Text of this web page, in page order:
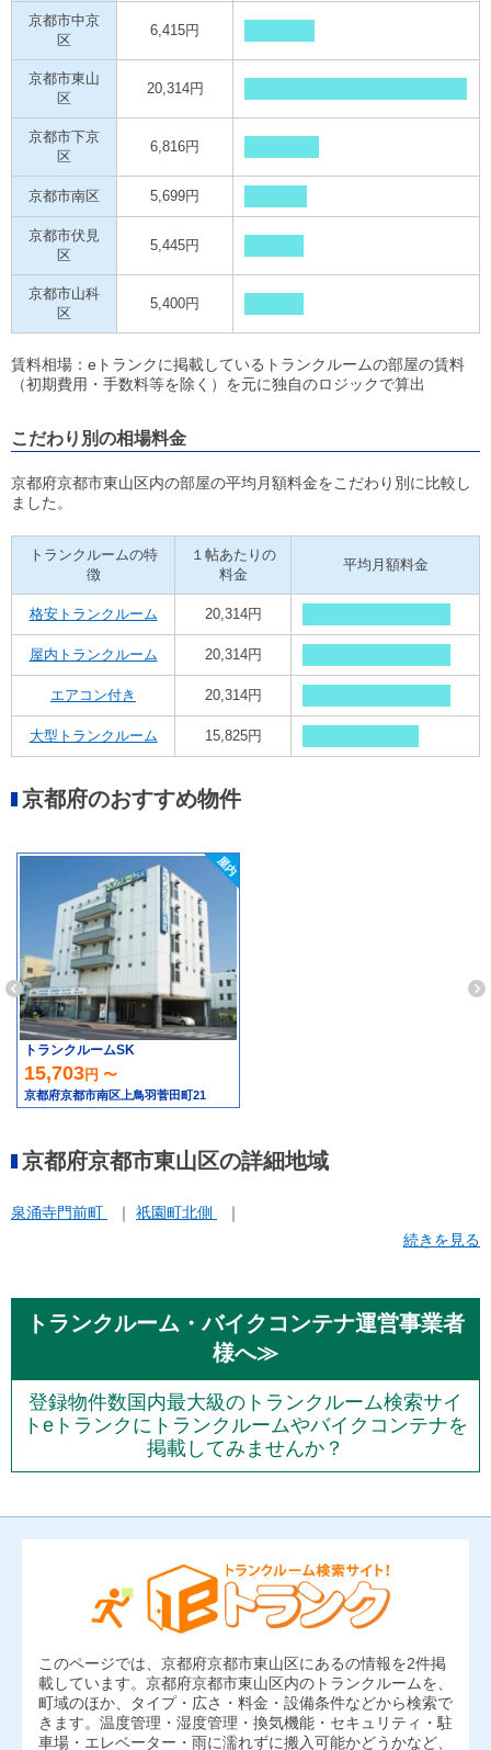
京都市中京
区
6,415円
京都市東山
区
20,314円
京都市下京
区
6,816円
京都市南区 5,699円
京都市伏見
区
5,445円
京都市山科
区
5,400円
賃料相場：eトランクに掲載しているトランクルームの部屋の賃料
（初期費用・手数料等を除く）を元に独自のロジックで算出
こだわり別の相場料金
京都府京都市東山区内の部屋の平均月額料金をこだわり別に比較し
ました。
トランクルームの特
徴
１帖あたりの
料金
平均月額料金
格安トランクルーム 20,314円
屋内トランクルーム 20,314円
エアコン付き 20,314円
大型トランクルーム 15,825円
京都府のおすすめ物件
トランクルームSK
15,703円 〜
京都府京都市南区上鳥羽菅田町21
京都府京都市東山区の詳細地域
泉涌寺門前町
祇園町北側
続きを見る
トランクルーム・バイクコンテナ運営事業者
様へ≫
登録物件数国内最大級のトランクルーム検索サイ
トeトランクにトランクルームやバイクコンテナを
掲載してみませんか？
このページでは、京都府京都市東山区にあるの情報を2件掲
載しています。京都府京都市東山区内のトランクルームを、
町域のほか、タイプ・広さ・料金・設備条件などから検索で
きます。温度管理・湿度管理・換気機能・セキュリティ・駐
車場・エレベーター・雨に濡れずに搬入可能かどうかなど、